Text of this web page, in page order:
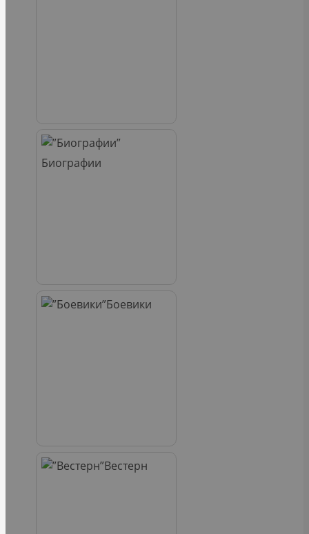
Биографии
Боевики
Вестерн